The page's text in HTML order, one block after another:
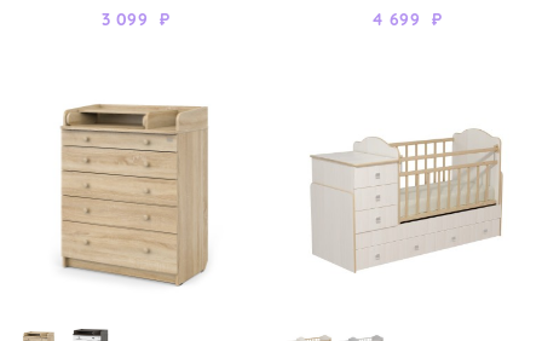
3 099 ₽ 4 699 ₽